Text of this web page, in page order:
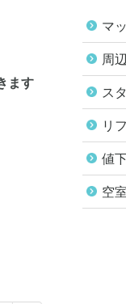
ます
マ
周
ス
リ
値
空